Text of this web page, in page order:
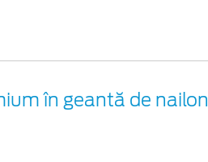
în geantă de nailon